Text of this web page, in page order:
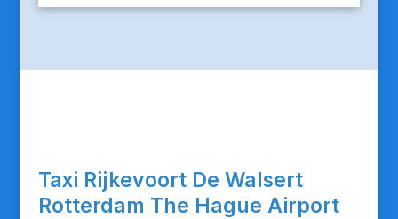
Taxi Rijkevoort De Walsert
Rotterdam The Hague Airport